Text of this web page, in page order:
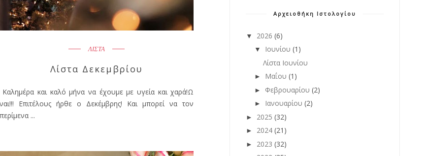
ΛΙΣΤΑ
Λίστα Δεκεμβρίου
Καλημέρα και καλό μήνα να έχουμε με υγεία και χαρά!Ω
ναι!!! Επιτέλους ήρθε ο Δεκέμβρης! Και μπορεί να τον
περίμενα ...
Αρχειοθήκη Ιστολογίου
▼ 2026 (6)
▼ Ιουνίου (1)
Λίστα Ιουνίου
► Μαΐου (1)
► Φεβρουαρίου (2)
► Ιανουαρίου (2)
► 2025 (32)
► 2024 (21)
► 2023 (32)